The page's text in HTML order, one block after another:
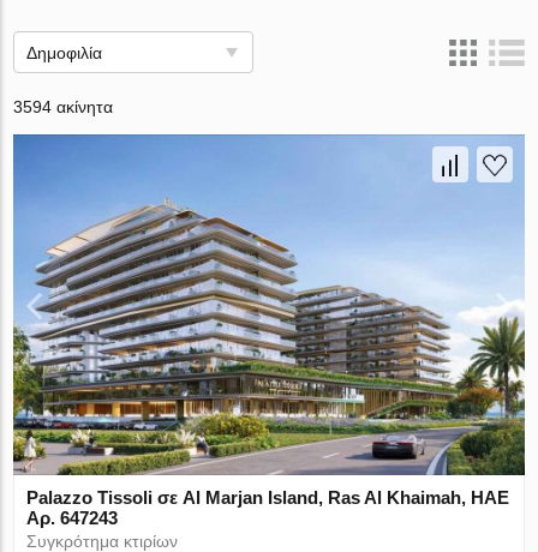
Δημοφιλία
3594 ακίνητα
Palazzo Tissoli σε Al Marjan Island, Ras Al Khaimah, ΗΑΕ
Αρ. 647243
Συγκρότημα κτιρίων